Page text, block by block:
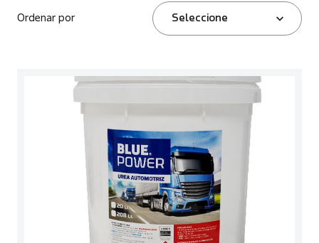
Ordenar por Seleccione